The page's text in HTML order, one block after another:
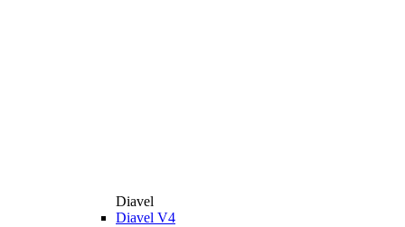
Diavel
Diavel V4